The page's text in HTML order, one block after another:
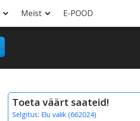
Meist E-POOD
Toeta väärt saateid!
Selgitus: Elu valik (662024)